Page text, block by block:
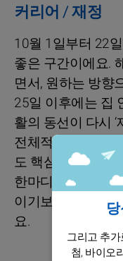
커리어 / 재정
10월 1일부터 22
좋은 구간이에요.
면서, 원하는 방향
25일 이후에는 집
활의 동선이 다시
전체적으로 여유
도 핵심만 챙겨보
한마디가 흐름을
이기보다, 작은 결
요.
그리고 추
첨, 바이오